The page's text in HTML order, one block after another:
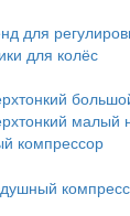
для
для колёс
малый
компрессор